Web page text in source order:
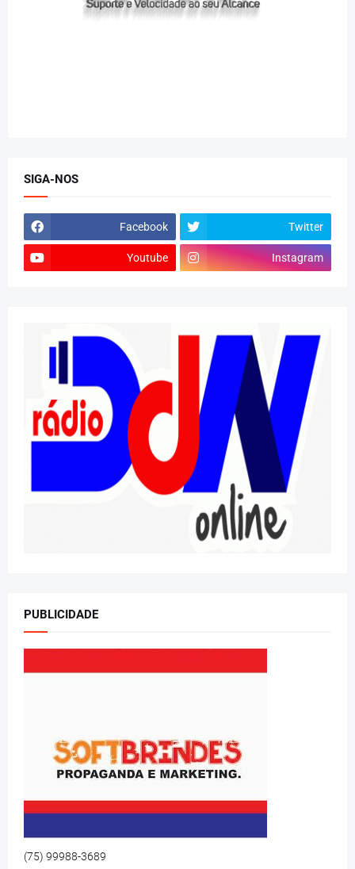
SIGA-NOS
Facebook Twitter
Youtube Instagram
PUBLICIDADE
(75) 99988-3689